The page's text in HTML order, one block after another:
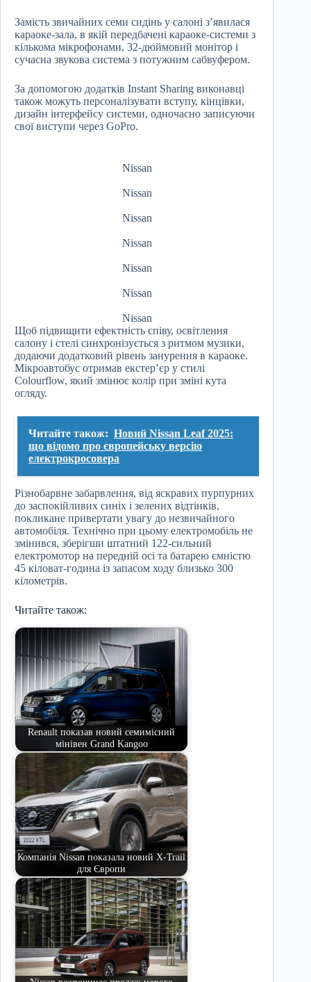
Замість звичайних семи сидінь у салоні з’явилася
караоке-зала, в якій передбачені караоке-системи з
кількома мікрофонами, 32-дюймовий монітор і
сучасна звукова система з потужним сабвуфером.
За допомогою додатків Instant Sharing виконавці
також можуть персоналізувати вступу, кінцівки,
дизайн інтерфейсу системи, одночасно записуючи
свої виступи через GoPro.
Nissan
Nissan
Nissan
Nissan
Nissan
Nissan
Nissan
Щоб підвищити ефектність співу, освітлення
салону і стелі синхронізується з ритмом музики,
додаючи додатковий рівень занурення в караоке.
Мікроавтобус отримав екстер’єр у стилі
Colourflow, який змінює колір при зміні кута
огляду.
Читайте також: Новий Nissan Leaf 2025:
що відомо про європейську версію
електрокросовера
Різнобарвне забарвлення, від яскравих пурпурних
до заспокійливих синіх і зелених відтінків,
покликане привертати увагу до незвичайного
автомобіля. Технічно при цьому електромобіль не
змінився, зберігши штатний 122-сильний
електромотор на передній осі та батарею ємністю
45 кіловат-година із запасом ходу близько 300
кілометрів.
Читайте також:
Renault показав новий семимісний
мінівен Grand Kangoo
Компанія Nissan показала новий X-Trail
для Європи